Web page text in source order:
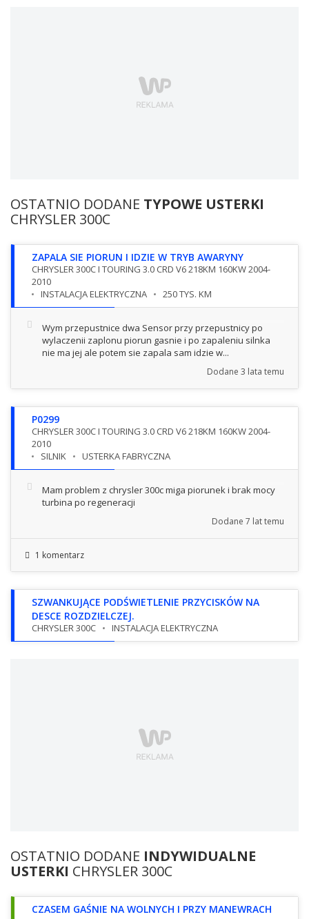
OSTATNIO DODANE TYPOWE USTERKI
CHRYSLER 300C
ZAPALA SIE PIORUN I IDZIE W TRYB AWARYNY
CHRYSLER 300C I TOURING 3.0 CRD V6 218KM 160KW 2004-
2010
INSTALACJA ELEKTRYCZNA
250 TYS. KM
Wym przepustnice dwa Sensor przy przepustnicy po
wylaczenii zaplonu piorun gasnie i po zapaleniu silnka
nie ma jej ale potem sie zapala sam idzie w...
Dodane 3 lata temu
P0299
CHRYSLER 300C I TOURING 3.0 CRD V6 218KM 160KW 2004-
2010
SILNIK
USTERKA FABRYCZNA
Mam problem z chrysler 300c miga piorunek i brak mocy
turbina po regeneracji
Dodane 7 lat temu
1 komentarz
SZWANKUJĄCE PODŚWIETLENIE PRZYCISKÓW NA
DESCE ROZDZIELCZEJ.
CHRYSLER 300C INSTALACJA ELEKTRYCZNA
OSTATNIO DODANE INDYWIDUALNE
USTERKI CHRYSLER 300C
CZASEM GAŚNIE NA WOLNYCH I PRZY MANEWRACH